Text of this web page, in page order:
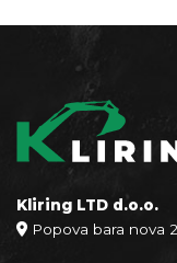
Kliring LTD d.o.o.
Popova bara nova